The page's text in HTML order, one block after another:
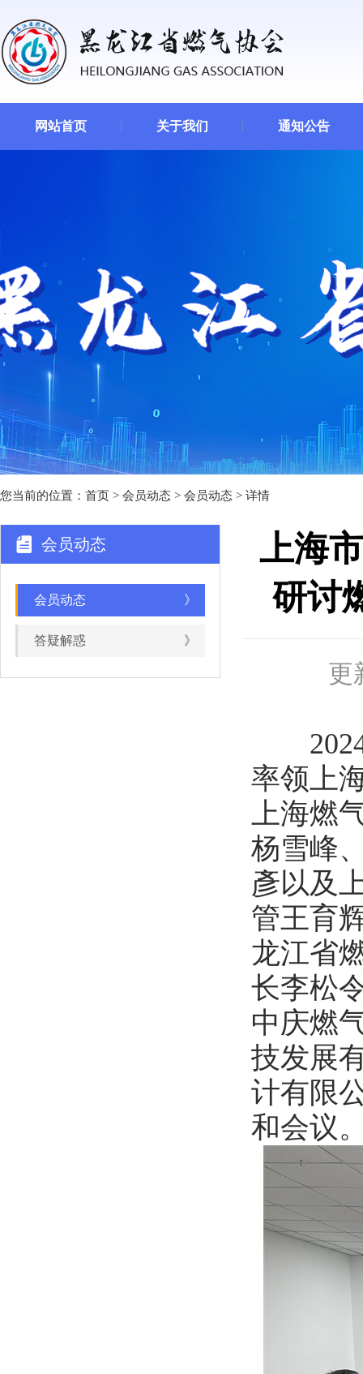
网站首页 关于我们 通知公告
您当前的位置： 首页 > 会员动态 > 会员动态 > 详情
会员动态
会员动态 》
答疑解惑 》
上海
研讨
更
2024
率领上
上海燃
杨雪峰
彥以及
管王育
龙江省
长李松
中庆燃
技发展
计有限
和会议